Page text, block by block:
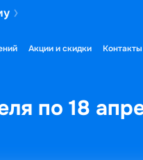
Акции и скидки Контакты
по 18